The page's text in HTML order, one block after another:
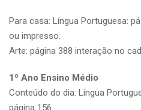
Para casa: Língua Portuguesa:
ou impresso.
Arte: página 388 interação no
1º Ano Ensino Médio
Conteúdo do dia: Língua
página 156.